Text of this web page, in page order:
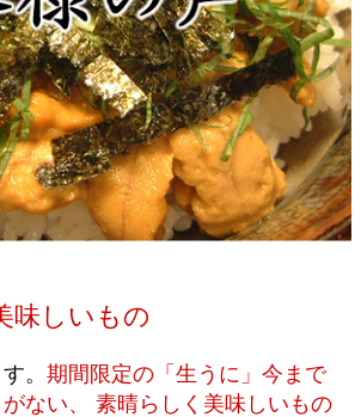
味しいもの
。 期間限定の「生うに」今まで
ない、 素晴らしく美味しいもの